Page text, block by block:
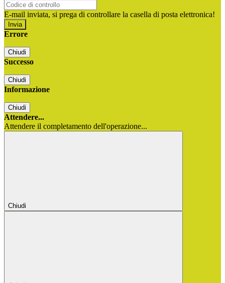
E-mail inviata, si prega di controllare la casella di posta elettronica!
Errore
Chiudi
Successo
Chiudi
Informazione
Chiudi
Attendere...
Attendere il completamento dell'operazione...
Chiudi